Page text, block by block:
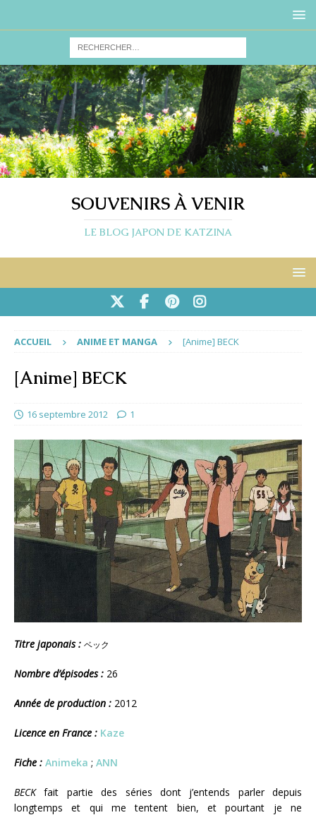
SOUVENIRS À VENIR
LE BLOG JAPON DE KATZINA
ACCUEIL ANIME ET MANGA [Anime] BECK
[Anime] BECK
16 septembre 2012 1
Titre japonais : ベック
Nombre d’épisodes : 26
Année de production : 2012
Licence en France : Kaze
Fiche : Animeka ; ANN
BECKfait partie des séries dont j’entends parler depuis
longtemps et qui me tentent bien, et pourtant je ne